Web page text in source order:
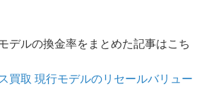
デルの換金率をまとめた記事はこち
買取 現行モデルのリセールバリュー